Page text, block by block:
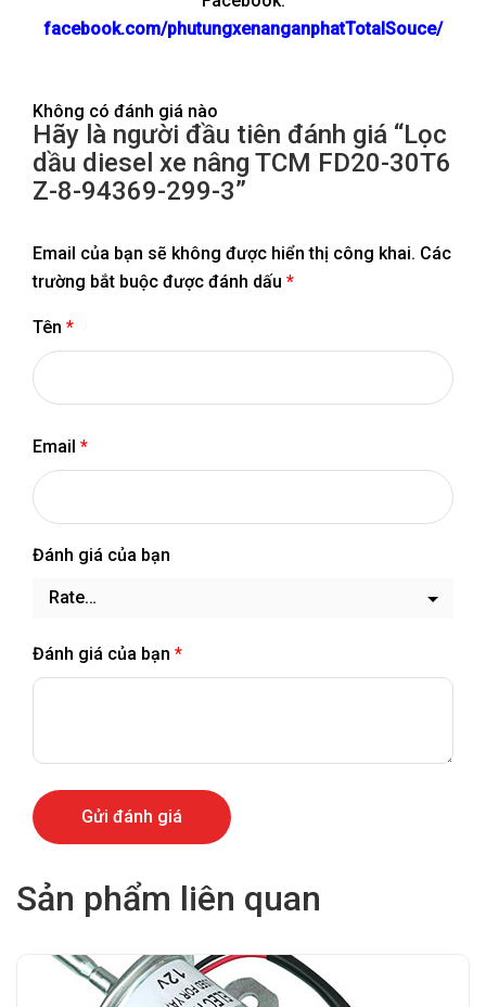
facebook.com/phutungxenanganphatTotalSouce/
Không có đánh giá nào
Hãy là người đầu tiên đánh giá “Lọc
dầu diesel xe nâng TCM FD20-30T6
Z-8-94369-299-3”
Email của bạn sẽ không được hiển thị công khai. Các
trường bắt buộc được đánh dấu *
Tên *
Email *
Đánh giá của bạn
Đánh giá của bạn *
Sản phẩm liên quan